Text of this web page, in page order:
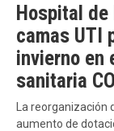
Hospital
camas UTI
invierno en
sanitaria
La reorganización
aumento de